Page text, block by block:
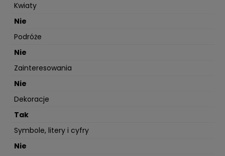
Kwiaty
Nie
Podróże
Nie
Zainteresowania
Nie
Dekoracje
Tak
Symbole, litery i cyfry
Nie